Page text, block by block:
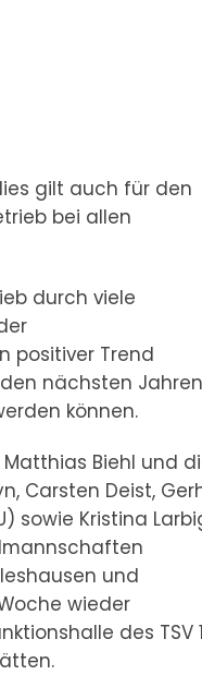
gilt auch für den
bei allen
durch viele
positiver Trend
nächsten Jahren
können.
Biehl und
Carsten Deist,
sowie Kristina
und
wieder
des TSV